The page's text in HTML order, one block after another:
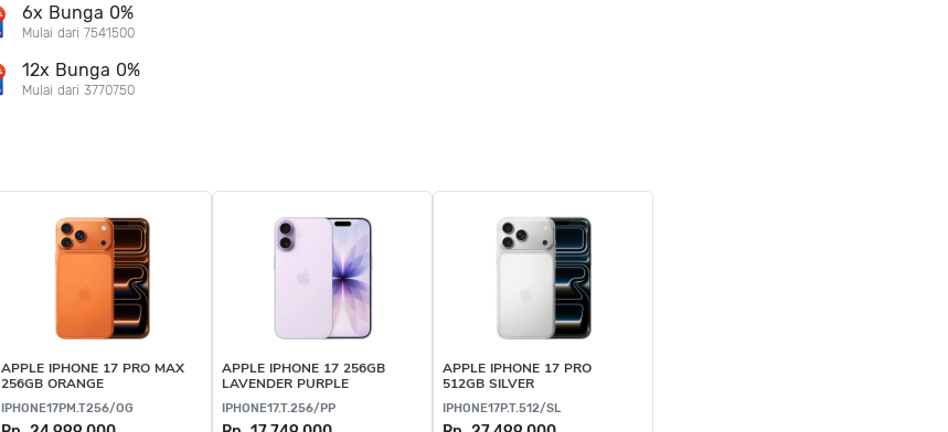
6x Bunga 0%
Mulai dari 7541500
12x Bunga 0%
Mulai dari 3770750
APPLE IPHONE 17 PRO MAX
256GB ORANGE
IPHONE17PM.T256/OG
APPLE IPHONE 17 256GB
LAVENDER PURPLE
IPHONE17.T.256/PP
APPLE IPHONE 17 PRO
512GB SILVER
IPHONE17P.T.512/SL